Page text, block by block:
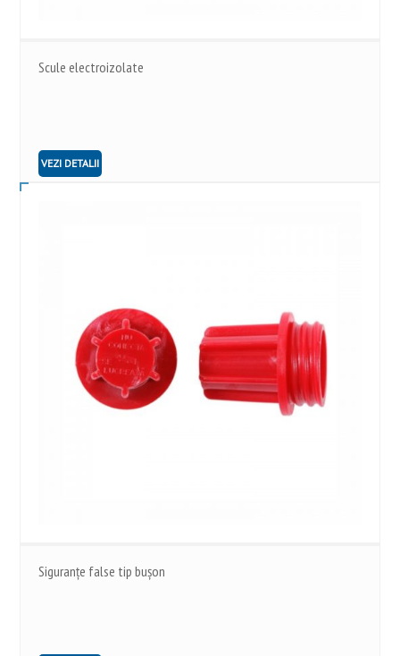
Scule electroizolate
VEZI DETALII
Siguranţe false tip buşon